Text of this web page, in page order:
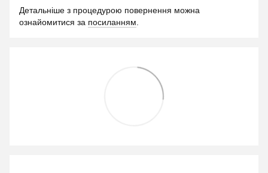
Детальніше з процедурою повернення можна
ознайомитися за посиланням.